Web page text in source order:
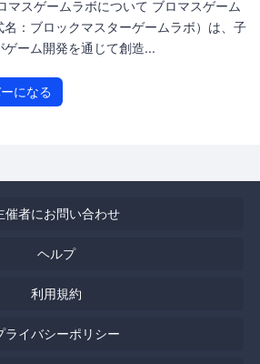
マスゲームラボについて ブロマスゲーム
名：ブロックマスターゲームラボ）は、子
ゲーム開発を通じて創造...
になる
催者にお問い合わせ
ヘルプ
利用規約
ライバシーポリシー